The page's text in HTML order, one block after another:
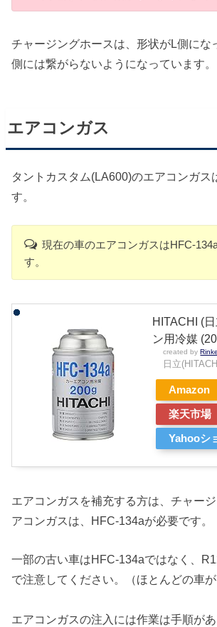
チャージングホースは、形状がL側にな
側には繋がらないようになっています。
エアコンガス
タントカスタム(LA600)のエアコンガス
す。
現在の車のエアコンガスはHFC-
す。
HITACHI (
ン用冷媒
created by
日立
Amazon
楽天市場
Yahooシ
エアコンガスを補充する方は、チャー
アコンガスは、HFC-134aが必要です。
一部の古い車はHFC-134aではなく、
で注意してください。（ほとんどの車が
エアコンガスの注入には作業は手順が